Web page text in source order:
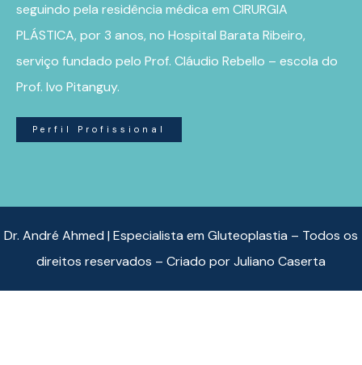
seguindo pela residência médica em CIRURGIA
PLÁSTICA, por 3 anos, no Hospital Barata Ribeiro,
serviço fundado pelo Prof. Cláudio Rebello – escola do
Prof. Ivo Pitanguy.
Perfil Profissional
Dr. André Ahmed | Especialista em Gluteoplastia – Todos os
direitos reservados – Criado porJuliano Caserta